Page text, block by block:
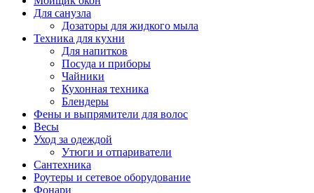
Для санузла
Дозаторы для жидкого мыла
Техника для кухни
Для напитков
Посуда и приборы
Чайники
Кухонная техника
Блендеры
Фены и выпрямители для волос
Весы
Уход за одеждой
Утюги и отпариватели
Сантехника
Роутеры и сетевое оборудование
Фонари